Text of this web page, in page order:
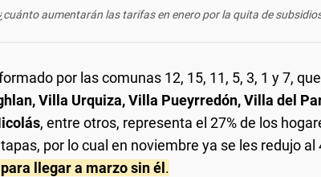
aumentarán las tarifas en enero por la quita de
por las comunas 12, 15, 11, 5, 3, 1 y 7,
Villa Urquiza, Villa Pueyrredón, Villa del
, entre otros, representa el 27% de los
por lo cual en noviembre ya se les redujo al
llegar a marzo sin él.